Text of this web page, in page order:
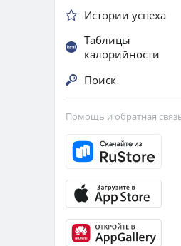
Истории успеха
Таблицы
калорийности
Поиск
Помощь и обратная